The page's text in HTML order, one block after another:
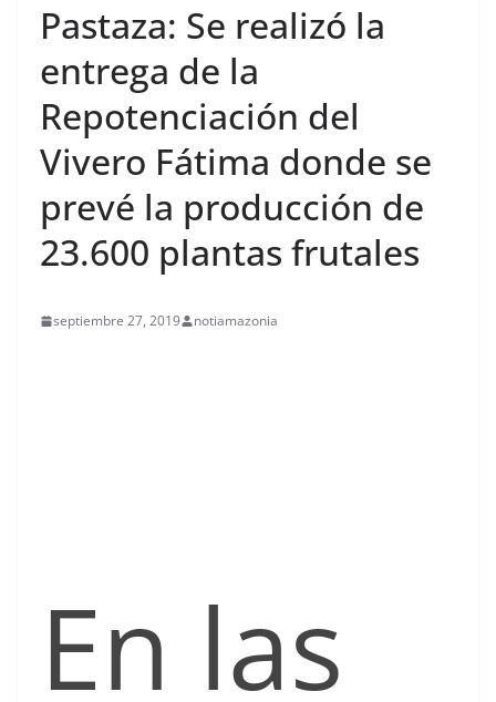
Pastaza: Se realizó la
entrega de la
Repotenciación del
Vivero Fátima donde se
prevé la producción de
23.600 plantas frutales
septiembre 27, 2019 notiamazonia
En las